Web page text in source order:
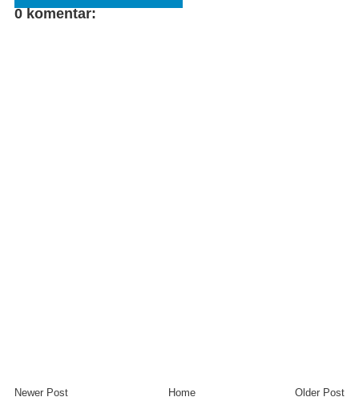
0 komentar:
Newer Post Older Post
Home